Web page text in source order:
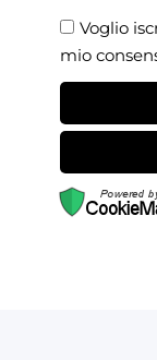
Voglio
mio